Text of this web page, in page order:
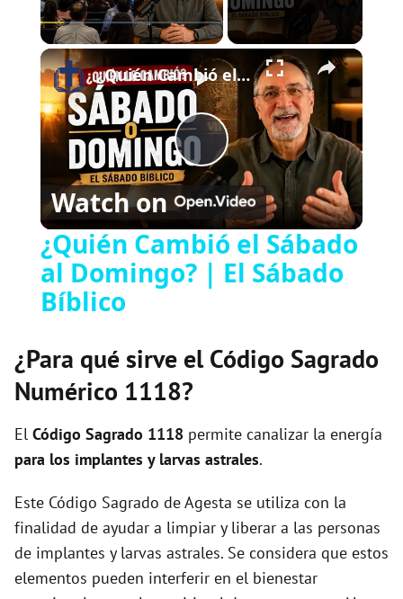
Play Unmute ×
P
i
e
¿Quién Cambió el Sábado al Domingo? | El Sábado Bíblico
Watch on
¿Quién Cambió el Sábado
al Domingo? | El Sábado
Bíblico
¿Para qué sirve el Código Sagrado
Numérico 1118?
El Código Sagrado 1118 permite canalizar la energía
para los implantes y larvas astrales.
Este Código Sagrado de Agesta se utiliza con la
finalidad de ayudar a limpiar y liberar a las personas
de implantes y larvas astrales. Se considera que estos
elementos pueden interferir en el bienestar